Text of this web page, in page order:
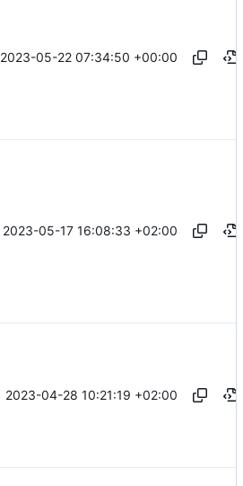
2023-05-22 07:34:50 +00:00
2023-05-17 16:08:33 +02:00
2023-04-28 10:21:19 +02:00